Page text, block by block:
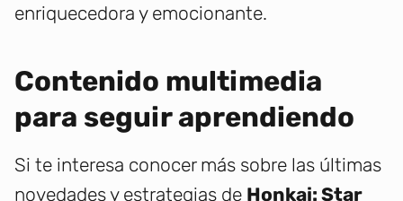
enriquecedora y emocionante.
Contenido multimedia
para seguir aprendiendo
Si te interesa conocer más sobre las últimas
novedades y estrategias de Honkai: Star